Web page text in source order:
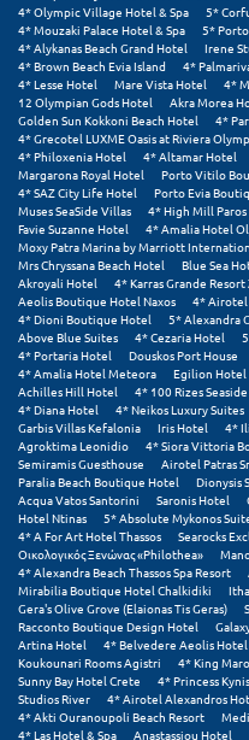
Ορεινή Αρκαδία
Ορεινή Ναυπακτία
Π
Πάλαιρος
Παξοί
Παραλία Κατερίνης
Παραλία Λιτοχώρου
Παράλιο Άστρος
Πάργα
Παρνασσός
Πάρος
Πάτμος
Πάτρα
Παύλιανη
Πειραιάς
4* Olympic Village Hotel & Spa
5*
4* Mouzaki Palace Hotel & Spa
5*
4* Alykanas Beach Grand Hotel
Irene
4* Brown Beach Evia Island
4*
4* Lesse Hotel
Mare Vista Hotel
4*
12 Olympian Gods Hotel
Akra Morea
Golden Sun Kokkoni Beach Hotel
4*
4* Grecotel LUXME Oasis at Riviera
4* Philoxenia Hotel
4* Altamar Hotel
Margarona Royal Hotel
Porto Vitilo
4* SAZ City Life Hotel
Porto Evia
Muses SeaSide Villas
4* High Mill Paros
Favie Suzanne Hotel
4* Amalia Hotel
Moxy Patra Marina by Marriott
Mrs Chryssana Beach Hotel
Blue Sea
Akroyali Hotel
4* Karras Grande
Aeolis Boutique Hotel Naxos
4* Airotel
4* Dioni Boutique Hotel
5* Alexandra
Above Blue Suites
4* Cezaria Hotel
4* Portaria Hotel
Douskos Port House
4* Amalia Hotel Meteora
Egilion Hotel
Achilles Hill Hotel
4* 100 Rizes
4* Diana Hotel
4* Neikos Luxury Suites
Garbis Villas Kefalonia
Iris Hotel
4*
Agroktima Leonidio
4* Siora Vittoria
Semiramis Guesthouse
Airotel Patras
Paralia Beach Boutique Hotel
Dionysis
Acqua Vatos Santorini
Saronis Hotel
Hotel Ntinas
5* Absolute Mykonos
4* A For Art Hotel Thassos
Searocks
Οικολογικός Ξενώνας «Philothea»
4* Alexandra Beach Thassos Spa Resort
Mirabilia Boutique Hotel Chalkidiki
Gera's Olive Grove (Elaionas Tis Geras)
Racconto Boutique Design Hotel
Artina Hotel
4* Belvedere Aeolis Hotel
Koukounari Rooms Agistri
4* King
Sunny Bay Hotel Crete
4* Princess
Studios River
4* Airotel Alexandros
4* Akti Ouranoupoli Beach Resort
4* Las Hotel & Spa
Anastassiou Hotel